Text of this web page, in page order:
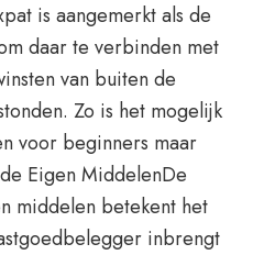
is aangemerkt als de
daar te verbinden met
van buiten de
Zo is het mogelijk
voor beginners maar
Eigen MiddelenDe
middelen betekent het
inbrengt